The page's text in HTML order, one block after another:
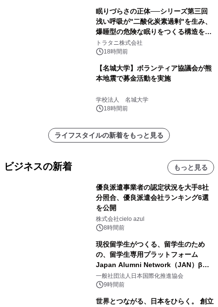
眠りづらさの正体──シリーズ第三回
浅い呼吸が"二酸化炭素過剰"を生み、
爆睡型の危険な眠りをつくる構造を解
説
トラタニ株式会社
18時間前
【名城大学】ボランティア協議会が熊
本地震で募金活動を実施
学校法人 名城大学
18時間前
ライフスタイルの新着をもっと見る
ビジネスの新着 もっと見る
優良派遣事業者の認定状況を大手8社
分照合、優良派遣会社ランキング6選
を公開
株式会社cielo azul
8時間前
現役留学生がつくる、留学生のため
の、留学生専用プラットフォーム
Japan Alumni Network（JAN）β版
をリリース
一般社団法人日本国際化推進協会
9時間前
世界とつながる、日本をひらく。 創立